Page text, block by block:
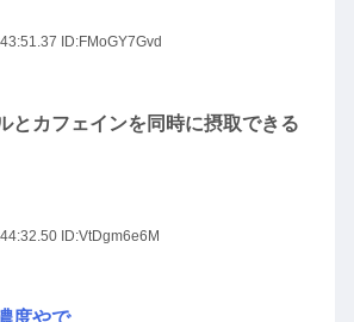
ID:FMoGY7Gvd
とカフェインを同時に摂取できる
ID:VtDgm6e6M
度やで